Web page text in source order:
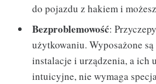
do pojazdu z hakiem i
Bezproblemowość:
użytkowaniu. Wyposażone
instalacje i urządzenia, a ich
intuicyjne, nie wymaga